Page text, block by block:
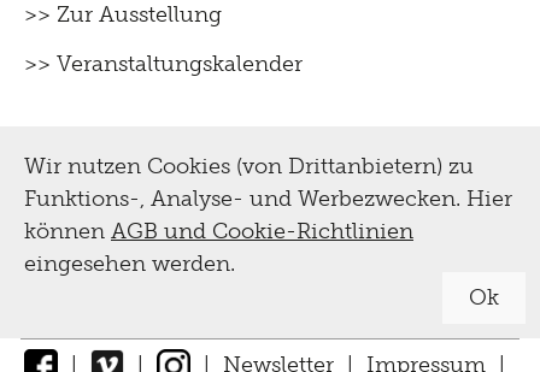
>> Zur Ausstellung
>> Veranstaltungskalender
Wir nutzen Cookies (von Drittanbietern) zu
Funktions-, Analyse- und Werbezwecken. Hier
können AGB und Cookie-Richtlinien
eingesehen werden.
Ok
| | | Newsletter | Impressum |